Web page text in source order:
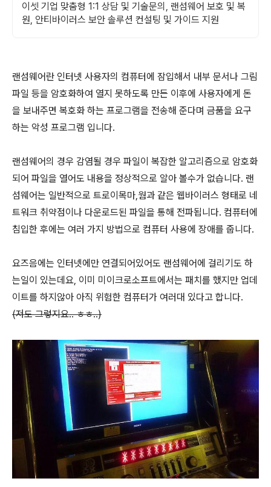
이셋 기업 맞춤형 1:1 상담 및 기술문의, 랜섬웨어 보호 및 복
원, 안티바이러스 보안 솔루션 컨설팅 및 가이드 지원
랜섬웨어란 인터넷 사용자의 컴퓨터에 잠입해서 내부 문서나 그림
파일 등을 암호화하여 열지 못하도록 만든 이후에 사용자에게 돈
을 보내주면 복호화 하는 프로그램을 전송해 준다며 금품을 요구
하는 악성 프로그램 입니다.
랜섬웨어의 경우 감염될 경우 파일이 복잡한 알고리즘으로 암호화
되어 파일을 열어도 내용을 정상적으로 알아 볼수가 없습니다. 랜
섬웨어는 일반적으로 트로이목마,웜과 같은 웹바이러스 형태로 네
트워크 취약점이나 다운로드된 파일을 통해 전파됩니다. 컴퓨터에
침입한 후에는 여러 가지 방법으로 컴퓨터 사용에 장애를 줍니다.
요즈음에는 인터넷에만 연결되어있어도 랜섬웨어에 걸리기도 하
는일이 있는데요, 이미 미이크로소프트에서는 패치를 했지만 업데
이트를 하지않아 아직 위험한 컴퓨터가 여러대 있다고 합니다.
(저도 그렇지요.. ㅎㅎ..)